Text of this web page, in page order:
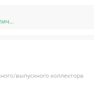
В наличии
выпускного коллектора